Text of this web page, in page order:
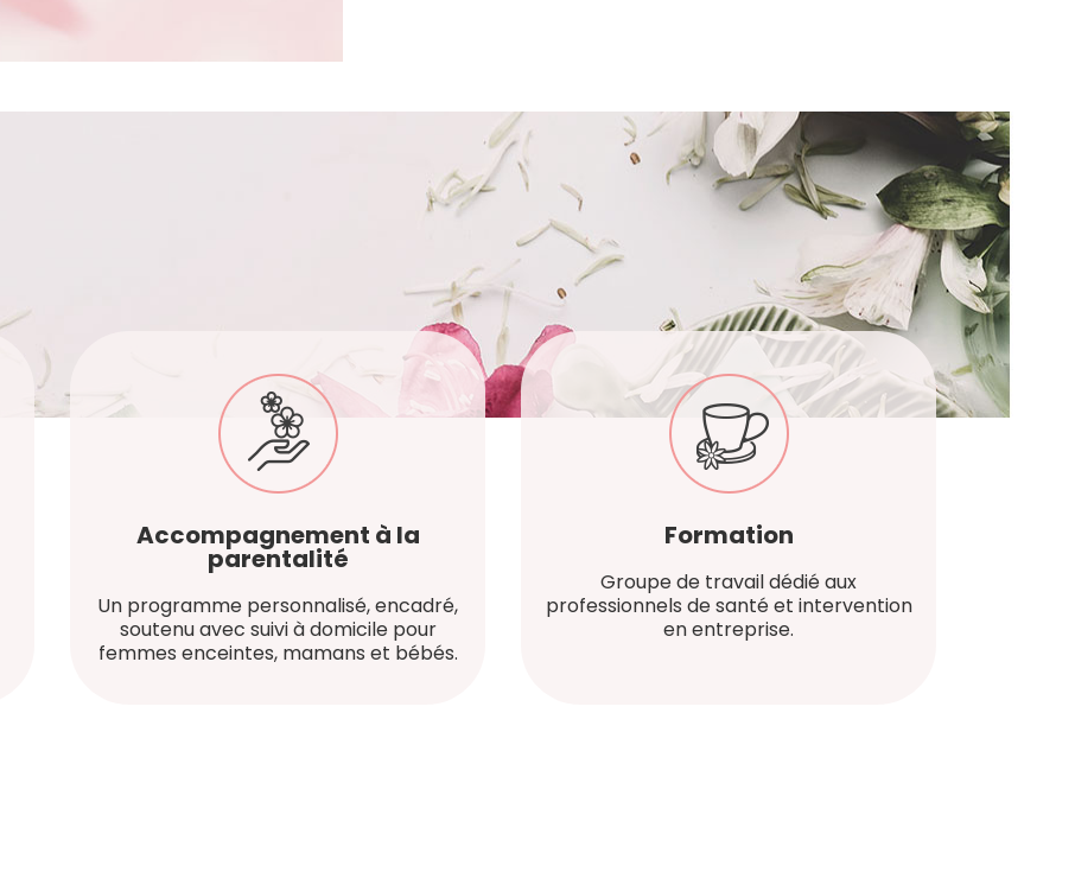
Accompagnement à la
parentalité
Un programme personnalisé, encadré,
soutenu avec suivi à domicile pour
femmes enceintes, mamans et bébés.
Formation
Groupe de travail dédié aux
professionnels de santé et intervention
en entreprise.